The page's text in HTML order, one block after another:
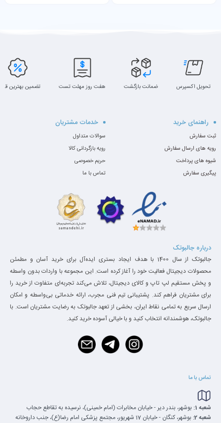
تحویل اکسپرس ضمانت بازگشت هفت روز مهلت تست تضمین بهترین
راهنمای خرید
ثبت سفارش
رویه های ارسال سفارش
شیوه های پرداخت
پیگیری سفارش
خدمات مشتریان
سوالات متداول
رویه بازگردانی کالا
حریم خصوصی
تماس با ما
درباره جالبوتک
جالبوتک از سال 1400 با هدف ایجاد بستری ایده‌آل برای خرید آسان و مطمئن
محصولات دیجیتال فعالیت خود را آغاز کرده است. این مجموعه با واردات بدون واسطه
و پخش مستقیم لپ تاپ و کالای دیجیتال، تلاش می‌کند تجربه‌ای متفاوت از خرید را
برای مشتریان فراهم کند. پشتیبانی تیم فنی مجرب، ارائه خدماتی بی‌واسطه و امکان
ارسال سریع به تمامی نقاط ایران، بخشی از تعهد جالبوتک به رضایت مشتریان است. با
جالبوتک، هوشمندانه انتخاب کنید و با خیالی آسوده خرید کنید.
تماس با ما
شعبه 1:
بوشهر، بندر دیر - خیابان مخابرات (امام خمینی)، نرسیده به تقاطع حجاب
شعبه 2:
بوشهر، کنگان - خیابان 17 شهریور، مجتمع پزشکی امام رضا(ع)، جنب داروخانه